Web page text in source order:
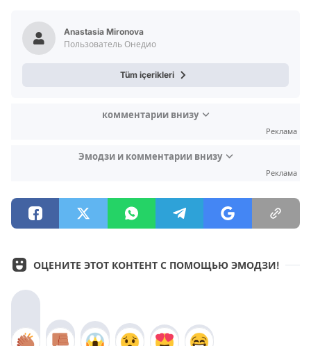
Anastasia Mironova
Пользователь Онедио
Tüm içerikleri
комментарии внизу
Реклама
Эмодзи и комментарии внизу
Реклама
ОЦЕНИТЕ ЭТОТ КОНТЕНТ С ПОМОЩЬЮ ЭМОДЗИ!